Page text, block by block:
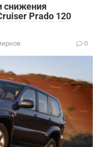
снижения
Prado 120
0